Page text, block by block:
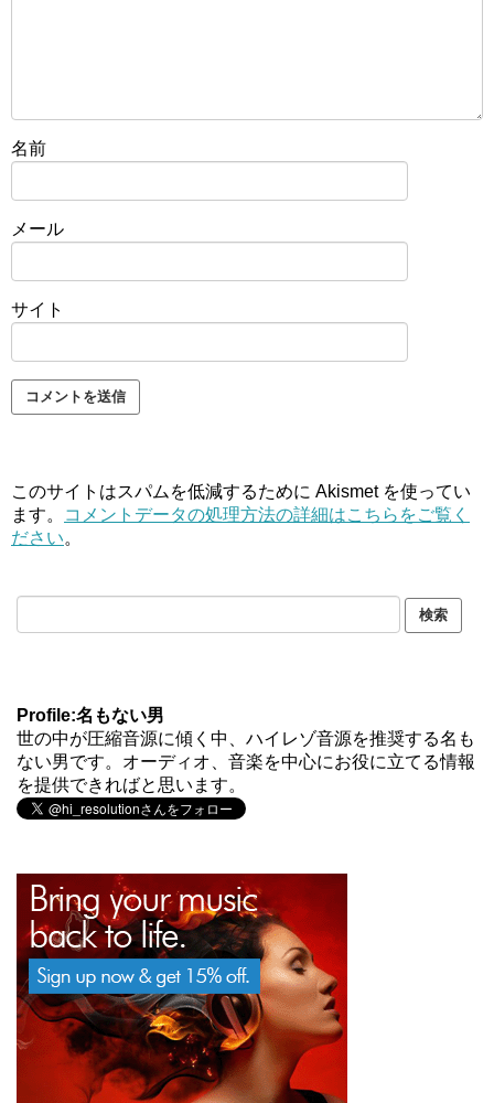
名前
メール
サイト
このサイトはスパムを低減するために Akismet を使ってい
ます。
コメントデータの処理方法の詳細はこちらをご覧く
ださい。
Profile:名もない男
世の中が圧縮音源に傾く中、ハイレゾ音源を推奨する名も
ない男です。オーディオ、音楽を中心にお役に立てる情報
を提供できればと思います。